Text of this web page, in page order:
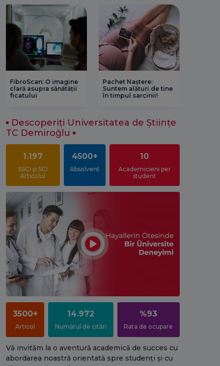
FibroScan: O imagine
clară asupra sănătății
ficatului
Pachet Naștere:
Suntem alături de tine
în timpul sarcinii!
Descoperiți Universitatea de Științe
TC Demiroğlu
1.197
SSCI și SCI
Articolul
4500+
Absolvent
10
Academicieni per
student
3500+
Articol
14.972
Numărul de citări
%93
Rata de ocupare
Vă invităm la o aventură academică de succes cu
abordarea noastră orientată spre studenți și cu